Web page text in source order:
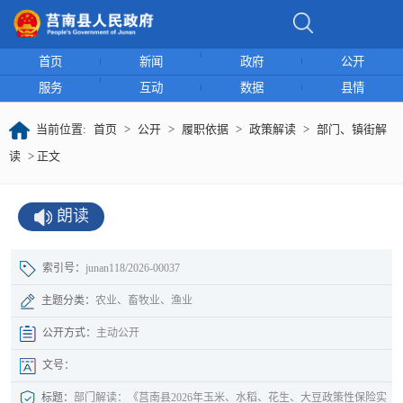
首页 新闻 政府
公开
服务
互动 数据 县情
当前位置: 首页 > 公开 > 履职依据 > 政策解读 > 部门、镇街解
读 > 正文
朗读
索引号： junan118/2026-00037
主题分类： 农业、畜牧业、渔业
公开方式： 主动公开
文号：
标题： 部门解读：《莒南县2026年玉米、水稻、花生、大豆政策性保险实